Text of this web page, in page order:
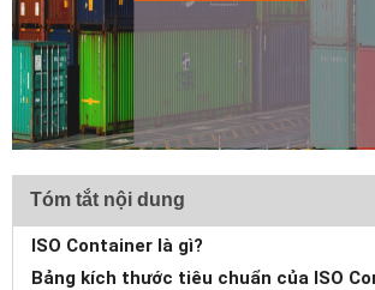
Tóm tắt nội dung
ISO Container là gì?
Bảng kích thước tiêu chuẩn của ISO